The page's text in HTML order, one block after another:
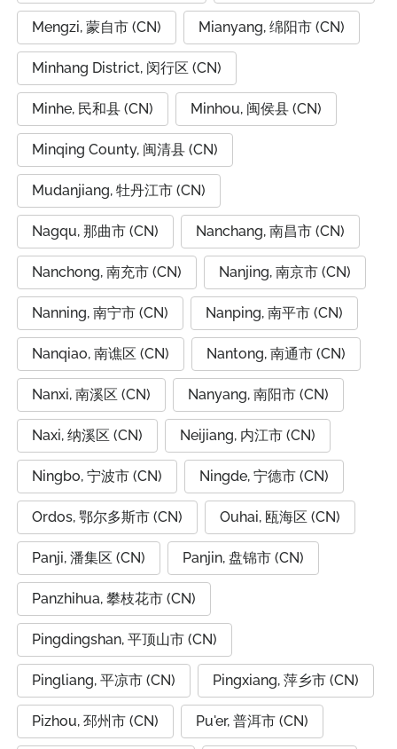
Mengzi, 蒙自市 (CN) Mianyang, 绵阳市 (CN)
Minhang District, 闵行区 (CN)
Minhe, 民和县 (CN) Minhou, 闽侯县 (CN)
Minqing County, 闽清县 (CN)
Mudanjiang, 牡丹江市 (CN)
Nagqu, 那曲市 (CN) Nanchang, 南昌市 (CN)
Nanchong, 南充市 (CN) Nanjing, 南京市 (CN)
Nanning, 南宁市 (CN) Nanping, 南平市 (CN)
Nanqiao, 南谯区 (CN) Nantong, 南通市 (CN)
Nanxi, 南溪区 (CN) Nanyang, 南阳市 (CN)
Naxi, 纳溪区 (CN) Neijiang, 内江市 (CN)
Ningbo, 宁波市 (CN) Ningde, 宁德市 (CN)
Ordos, 鄂尔多斯市 (CN) Ouhai, 瓯海区 (CN)
Panji, 潘集区 (CN) Panjin, 盘锦市 (CN)
Panzhihua, 攀枝花市 (CN)
Pingdingshan, 平顶山市 (CN)
Pingliang, 平凉市 (CN) Pingxiang, 萍乡市 (CN)
Pizhou, 邳州市 (CN) Pu'er, 普洱市 (CN)